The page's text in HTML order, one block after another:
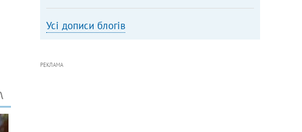
Усі дописи блогів
РЕКЛАМА